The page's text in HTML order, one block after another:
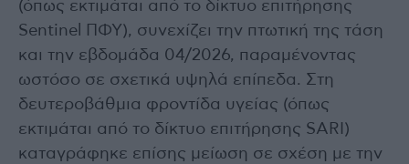
(όπως εκτιμάται από το δίκτυο επιτήρησης
Sentinel ΠΦΥ), συνεχίζει την πτωτική της τάση
και την εβδομάδα 04/2026, παραμένοντας
ωστόσο σε σχετικά υψηλά επίπεδα. Στη
δευτεροβάθμια φροντίδα υγείας (όπως
εκτιμάται από το δίκτυο επιτήρησης SARI)
καταγράφηκε επίσης μείωση σε σχέση με την